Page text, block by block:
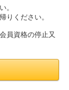
。
りください。
員資格の停止又